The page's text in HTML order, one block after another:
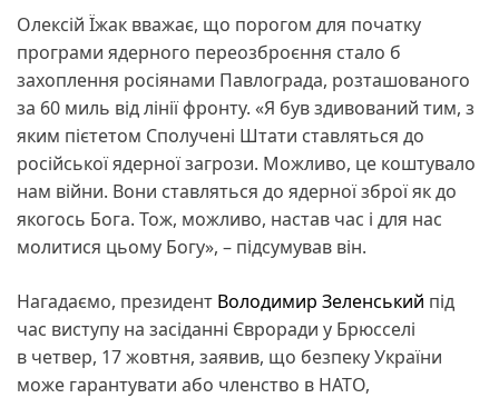
Олексій Їжак вважає, що порогом для початку
програми ядерного переозброєння стало б
захоплення росіянами Павлограда, розташованого
за 60 миль від лінії фронту. «Я був здивований тим, з
яким пієтетом Сполучені Штати ставляться до
російської ядерної загрози. Можливо, це коштувало
нам війни. Вони ставляться до ядерної зброї як до
якогось Бога. Тож, можливо, настав час і для нас
молитися цьому Богу», – підсумував він.
Нагадаємо, президент Володимир Зеленський під
час виступу на засіданні Євроради у Брюсселі
в четвер, 17 жовтня, заявив, що безпеку України
може гарантувати або членство в НАТО,